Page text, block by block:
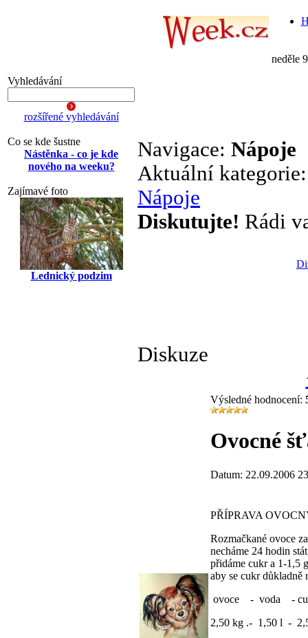
neděle
Vyhledávání
rozšířené vyhledávání
Co se kde šustne
Nástěnka - co je kde
nového na weeku?
Zajímavé foto
Lednický podzim
Navigace: Nápoje
Aktuální
Nápoje
Diskutujte! Rádi
Diskuze
Výsledné hodnocení:
Ovocné
Datum: 22.09.2006
PŘÍPRAVA
Rozmačkané ovoce
necháme 24 hodin
přidáme cukr a 1-1,5
aby se cukr
ovoce - voda -
2,50 kg .- 1,50 l -